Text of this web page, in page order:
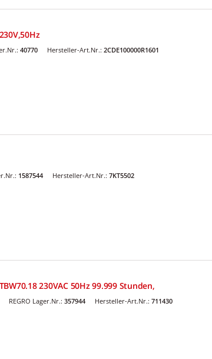
40770 Hersteller-Art.Nr.: 2CDE100000R1601
1587544 Hersteller-Art.Nr.: 7KT5502
230VAC 50Hz 99.999 Stunden,
REGRO Lager.Nr.: 357944 Hersteller-Art.Nr.: 711430